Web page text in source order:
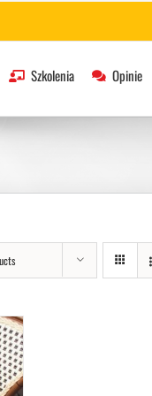
Szkolenia Opinie